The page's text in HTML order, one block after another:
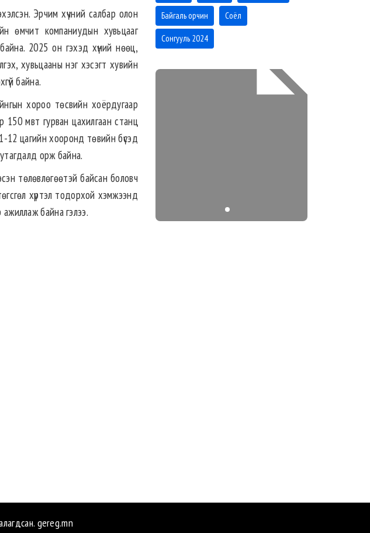
Эрчим хүчний салбар олон
өмчит компаниудын хувьцааг
2025 он гэхэд хүний нөөц,
хувьцааны нэг хэсэгт хувийн
байна.
хороо төсвийн хоёрдугаар
150 мвт гурван цахилгаан станц
12 цагийн хооронд төвийн бүсэд
орж байна.
төлөвлөгөөтэй байсан боловч
хүртэл тодорхой хэмжээнд
ажиллаж байна гэлээ.
Байгаль орчин Соёл
Сонгууль 2024
gereg.mn